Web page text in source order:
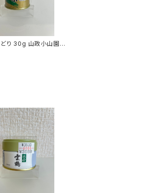
り 30g 山政小山園
SAMIDORI